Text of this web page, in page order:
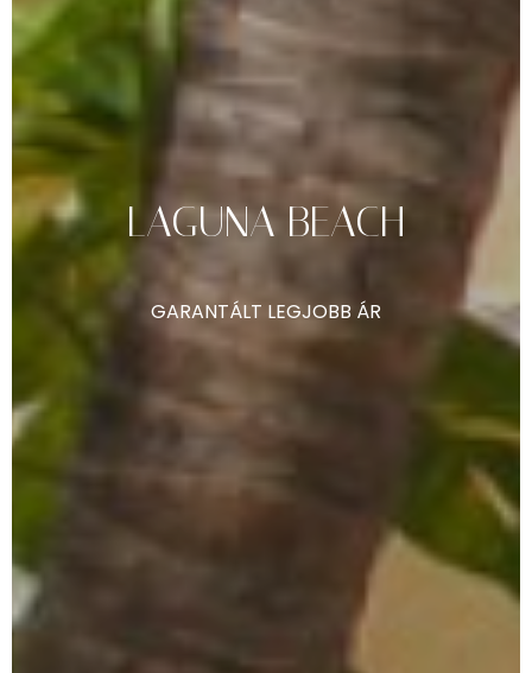
LAGUNA BEACH
GARANTÁLT LEGJOBB ÁR